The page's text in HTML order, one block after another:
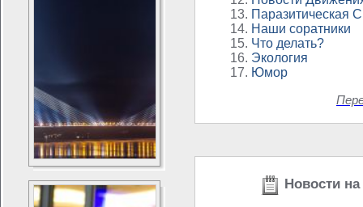
Паразитическая
Наши соратники
Что делать?
Экология
Юмор
Новости